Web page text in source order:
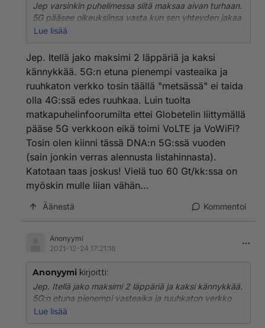
Jep varsinkin puhelimessa siitä maksaa aivan turhaan.
5G pääsee oikeuksiinsa vasta kun sen yhteyden jakaa
useille eri laitteille yhtäaikaa. Yksi laite ei tee sen
Lue lisää
Jep. Itellä jako maksimi 2 läppäriä ja kaksi
kännykkää. 5G:n etuna pienempi vasteaika ja
ruuhkaton verkko tosin täällä "metsässä" ei taida
olla 4G:ssä edes ruuhkaa. Luin tuolta
matkapuhelinfoorumilta ettei Globetelin liittymällä
pääse 5G verkkoon eikä toimi VoLTE ja VoWiFi?
Tosin olen kiinni tässä DNA:n 5G:ssä vuoden
(sain jonkin verras alennusta listahinnasta).
Katotaan taas joskus! Vielä tuo 60 Gt/kk:ssa on
myöskin mulle liian vähän...
Äänestä Kommentoi
Anonyymi
2021-12-24 17:21:16
Anonyymi kirjoitti:
Jep. Itellä jako maksimi 2 läppäriä ja kaksi kännykkää.
5G:n etuna pienempi vasteaika ja ruuhkaton verkko
tosin täällä "metsässä" ei taida olla 4G:ssä edes
Lue lisää